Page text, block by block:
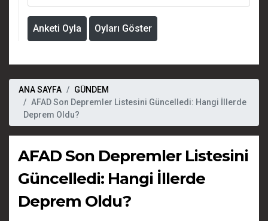
Anketi Oyla Oyları Göster
ANA SAYFA
GÜNDEM
AFAD Son Depremler Listesini Güncelledi: Hangi İllerde
Deprem Oldu?
AFAD Son Depremler Listesini
Güncelledi: Hangi İllerde
Deprem Oldu?